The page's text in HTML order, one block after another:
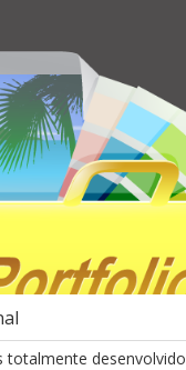
totalmente